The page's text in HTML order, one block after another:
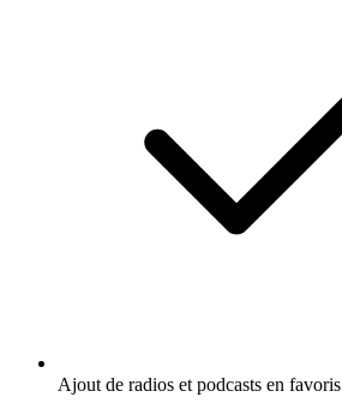
Ajout de radios et podcasts en favoris